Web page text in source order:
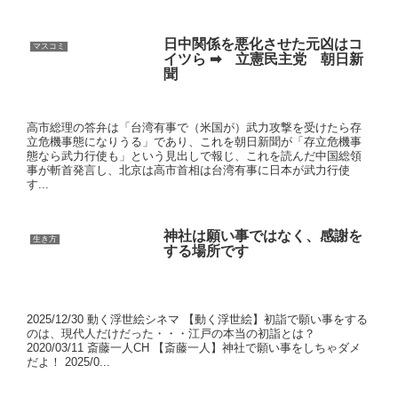
マスコミ
日中関係を悪化させた元凶はコ
イツら ➡ 立憲民主党 朝日新
聞
高市総理の答弁は「台湾有事で（米国が）武力攻撃を受けたら存
立危機事態になりうる」であり、これを朝日新聞が「存立危機事
態なら武力行使も」という見出しで報じ、これを読んだ中国総領
事が斬首発言し、北京は高市首相は台湾有事に日本が武力行使
す...
生き方
神社は願い事ではなく、感謝を
する場所です
2025/12/30 動く浮世絵シネマ 【動く浮世絵】初詣で願い事をする
のは、現代人だけだった・・・江戸の本当の初詣とは？
2020/03/11 斎藤一人CH 【斎藤一人】神社で願い事をしちゃダメ
だよ！ 2025/0...